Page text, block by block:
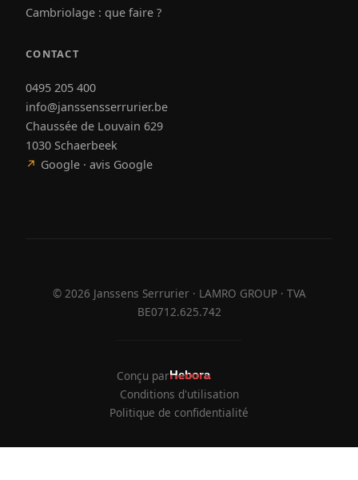
Cambriolage : que faire ?
CONTACT
0495 205 400
info@janssensserrurier.be
Chaussée de Louvain 629
1030 Schaerbeek
↗ Google · avis Google
© 2026 Janssens Serrurier · LAMRO GROUP · TVA
BE0712.625.742
Conçu parHebora
Hebora
Conditions d'utilisation
Politique de confidentialité